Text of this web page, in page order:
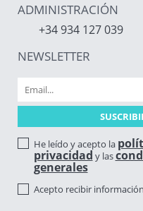
ADMINISTRACIÓN
+34 934 127 039
NEWSLETTER
He leído y acepto la
privacidad y las
generales
Acepto recibir